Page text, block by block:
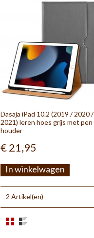
Dasaja iPad 10.2 (2019 / 2020 /
2021) leren hoes grijs met pen
houder
€ 21,95
In winkelwagen
2 Artikel(en)